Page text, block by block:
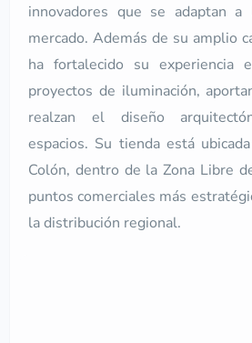
innovadores que se adaptan
mercado. Además de su amplio
ha fortalecido su experiencia
proyectos de iluminación,
realzan el diseño
espacios. Su tienda está
Colón, dentro de la Zona Libre
puntos comerciales más
la distribución regional.